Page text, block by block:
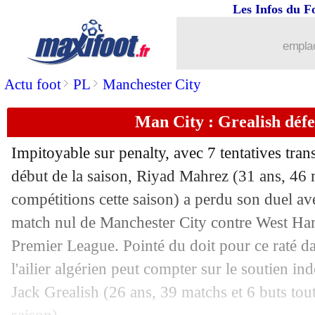
Actu foot> PL > Manchester City
Les Infos du
Man City : Grealish
Impitoyable sur penalty, avec 7 tentatives
début de la saison, Riyad Mahrez (31 ans, 46
compétitions cette saison) a perdu son duel
match nul de Manchester City contre West
Premier League. Pointé du doit pour ce raté
l'ailier algérien peut compter sur le soutien
Jack Grealish (26 ans, 39 matchs et 6 buts
: une saison record
16/05 OM: Dieng scelle son avenir
: Lewandowski retenu, sauf
16/05 Tottenham: Conte, Kane prend
16/05 PSG : la C1, Ronaldinho n'est pas
16/05 EdF : Terrier présélectionné
16/05 VIDEO: Zlatan casse la vitre du bus !
16/05 PHOTOS : la maison de Romeyer